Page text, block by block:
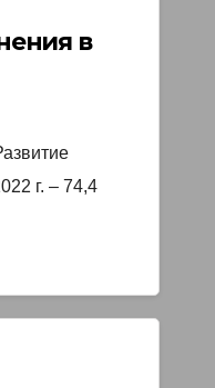
в
г. – 74,4